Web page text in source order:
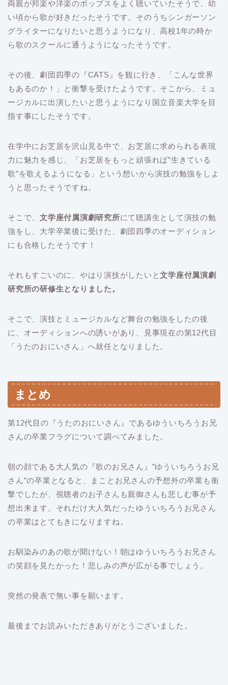
両親が邦楽や洋楽のポップスをよく聴いていたそうで、幼
い頃から歌が好きだったそうです。そのうちシンガーソン
グライターになりたいと思うようになり、高校1年の時か
ら歌のスクールに通うようになったそうです。
その後、劇団四季の『CATS』を観に行き、「こんな世界
もあるのか！」と衝撃を受けたようです。そこから、ミュ
ージカルに出演したいと思うようになり国立音楽大学を目
指す事にしたそうです。
在学中にお芝居を沢山見る中で、お芝居に求められる表現
力に魅力を感じ、「お芝居をもっと頑張れば”生きている
歌”を歌えるようになる」という想いから演技の勉強をしよ
うと思ったそうですね。
そこで、文学座付属演劇研究所にて聴講生として演技の勉
強をし、大学卒業後に受けた、劇団四季のオーディション
にも合格したそうです！
それもすごいのに、やはり演技がしたいと文学座付属演劇
研究所の研修生となりました。
そこで、演技とミュージカルなど舞台の勉強をしたの後
に、オーディションへの誘いがあり、見事現在の第12代目
「うたのおにいさん」へ就任となりました。
まとめ
第12代目の『うたのおにいさん』であるゆういちろうお兄
さんの卒業フラグについて調べてみました。
朝の顔である大人気の『歌のお兄さん』”ゆういちろうお兄
さん”の卒業となると、まことお兄さんの予想外の卒業も衝
撃でしたが、視聴者のお子さんも親御さんも悲しむ事が予
想出来ます。それだけ大人気だったゆういちろうお兄さん
の卒業はとてもきになりますね。
お馴染みのあの歌が聞けない！朝はゆういちろうお兄さん
の笑顔を見たかった！悲しみの声が広がる事でしょう。
突然の発表で無い事を願います。
最後までお読みいただきありがとうございました。